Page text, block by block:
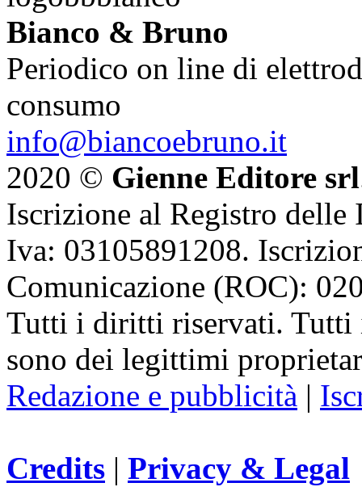
Bianco & Bruno
Periodico on line di
consumo
info@biancoebruno.it
2020 © Gienne Editore srl
Iscrizione al Registro delle
Iva: 03105891208.
Comunicazione (ROC):
Tutti i diritti riservati. Tutti
sono dei legittimi
Redazione e pubblicità |
Credits | Privacy & Legal